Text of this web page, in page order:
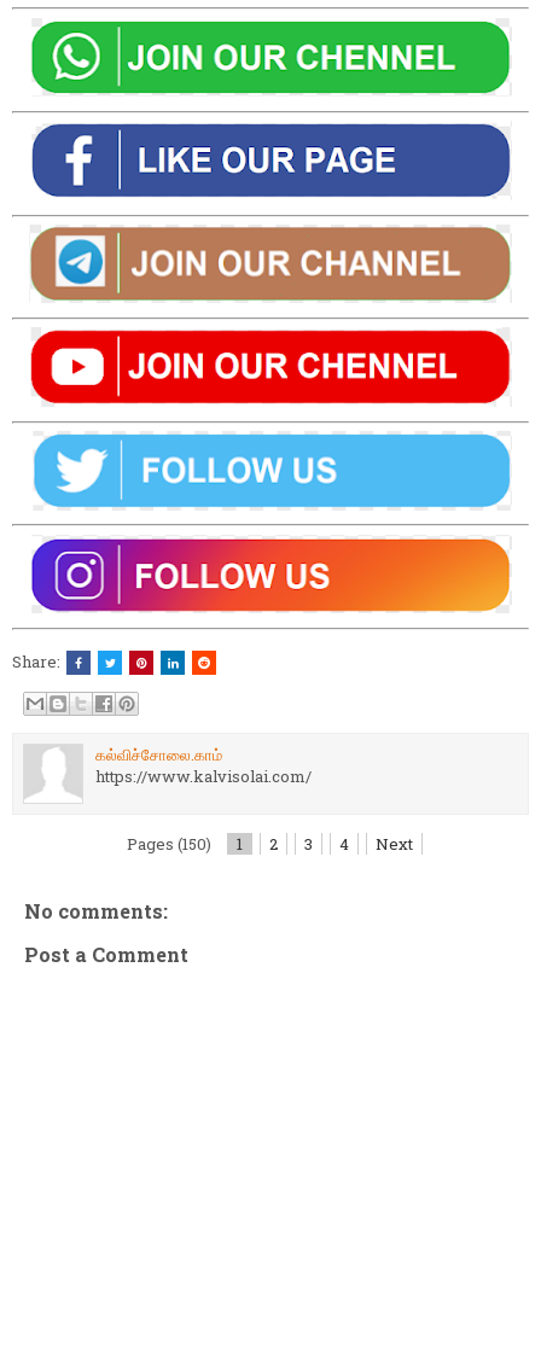
Share:
கல்விச்சோலை.காம்
https://www.kalvisolai.com/
Pages (150) 1 2 3 4 Next
No comments:
Post a Comment